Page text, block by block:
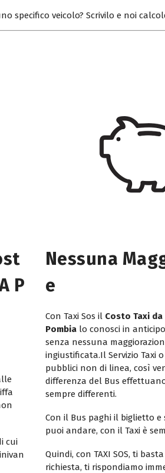
specifico veicolo? Scrivilo e noi
P
cui
Nessuna
E
Con Taxi Sos il Costo Taxi
Pombia lo conosci in
senza nessuna
ingiustificata.Il Servizio Taxi
pubblici non di linea, così
differenza del Bus
sempre differenti.
Con il Bus paghi il biglietto e
puoi andare, con il Taxi è
Quindi, con TAXI SOS, ti
richiesta, ti rispondiamo